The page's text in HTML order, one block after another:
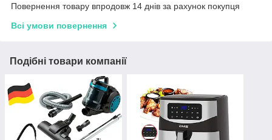
Повернення товару впродовж 14 днів за рахунок покупця
Всі умови повернення
Подібні товари компанії